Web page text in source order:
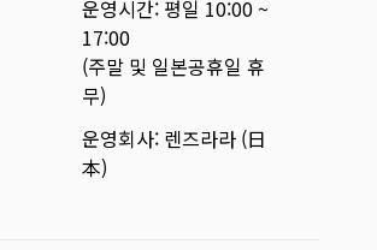
운영시간: 평일 10:00 ~
17:00
(주말 및 일본공휴일 휴
무)
운영회사: 렌즈라라 (日
本)